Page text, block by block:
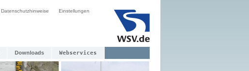
Datenschutzhinweise Einstellungen
Downloads Webservices